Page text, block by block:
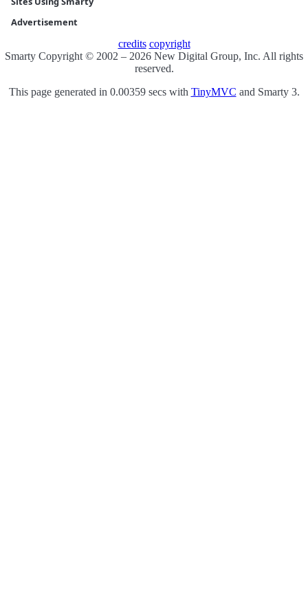
Advertisement
credits copyright
Smarty Copyright © 2002 – 2026 New Digital Group, Inc. All rights
reserved.
This page generated in 0.00359 secs with TinyMVC and Smarty 3.